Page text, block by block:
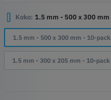
sitä voidaan käyttää monta kertaa
Kohokohdat
Kevyt, joustava ja kestävä
Ottaa talteen hienoja
Ei tartu hartsiin (epoksi)
Koko: 1.5 mm - 500 x 300
1.5 mm - 500 x 300 mm - 10-pack
1.5 mm - 300 x 205 mm - 10-pack